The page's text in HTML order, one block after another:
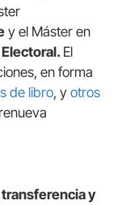
y el Máster en
El
en forma
de libro, y otros
y